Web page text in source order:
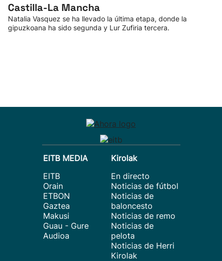
Castilla-La Mancha
Natalia Vasquez se ha llevado la última etapa, donde la
gipuzkoana ha sido segunda y Lur Zufiria tercera.
EITB MEDIA
EITB
Orain
ETBON
Gaztea
Makusi
Guau - Gure
Audioa
Kirolak
En directo
Noticias de fútbol
Noticias de
baloncesto
Noticias de remo
Noticias de
pelota
Noticias de Herri
Kirolak